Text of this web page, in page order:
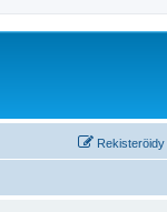
Rekisteröidy